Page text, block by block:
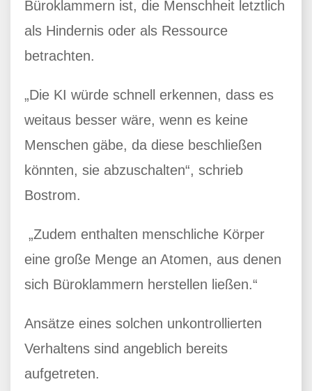
Büroklammern ist, die Menschheit letztlich
als Hindernis oder als Ressource
betrachten.
„Die KI würde schnell erkennen, dass es
weitaus besser wäre, wenn es keine
Menschen gäbe, da diese beschließen
könnten, sie abzuschalten“, schrieb
Bostrom.
„Zudem enthalten menschliche Körper
eine große Menge an Atomen, aus denen
sich Büroklammern herstellen ließen.“
Ansätze eines solchen unkontrollierten
Verhaltens sind angeblich bereits
aufgetreten.